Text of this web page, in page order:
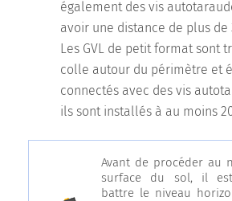
également des vis
avoir une distance de plus de
Les GVL de petit format sont
colle autour du périmètre et
connectés avec des vis
ils sont installés à au moins
Avant de procéder au
surface du sol, il
battre le niveau